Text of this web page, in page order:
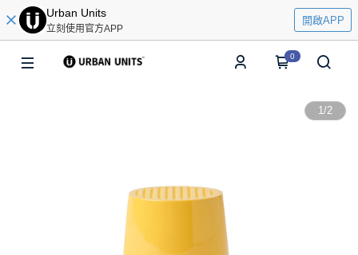
Urban Units
立刻使用官方APP
開啟APP
0
1/2